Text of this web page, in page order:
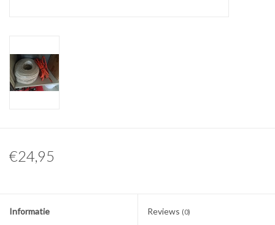
€24,95
Informatie Reviews (0)